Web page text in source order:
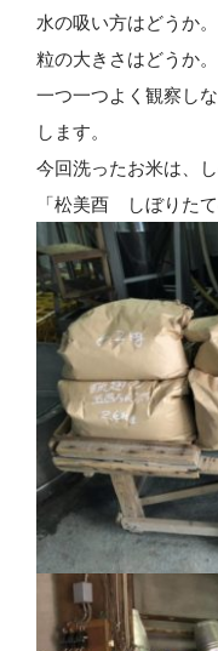
水の吸い方はどうか。
粒の大きさはどうか。
一つ一つよく観察し
します。
今回洗ったお米は、
「松美酉 しぼりた